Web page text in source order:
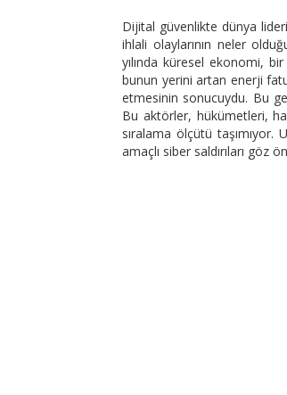
Dijital güvenlikte dünya
ihlali olaylarının neler
yılında küresel ekonomi,
bunun yerini artan enerji
etmesinin sonucuydu. Bu
Bu aktörler, hükümetleri,
sıralama ölçütü taşımıyor.
amaçlı siber saldırıları göz